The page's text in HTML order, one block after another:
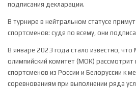
подписания декларации.
В турнире в нейтральном статусе
спортсменов: судя по всему, они
В январе 2023 года стало известно,
олимпийский комитет (МОК) рассмотрит
спортсменов из России и Белоруссии к
соревнованиям при выполнении ряда